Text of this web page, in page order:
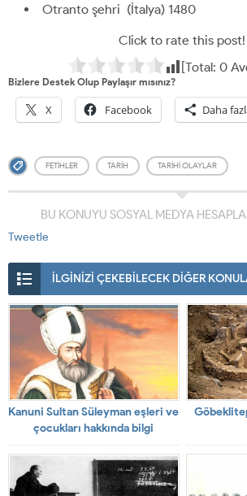
Otranto şehri (İtalya) 1480
Click to rate this post!
[Total: 0
Bizlere Destek Olup Paylaşır mısınız?
X Facebook Daha
FETIHLER TARIH TARIHI OLAYLAR
BU KONUYU SOSYAL MEDYA
Tweetle
İLGİNİZİ ÇEKEBİLECEK DİĞER
Kanuni Sultan Süleyman eşleri ve
çocukları hakkında bilgi